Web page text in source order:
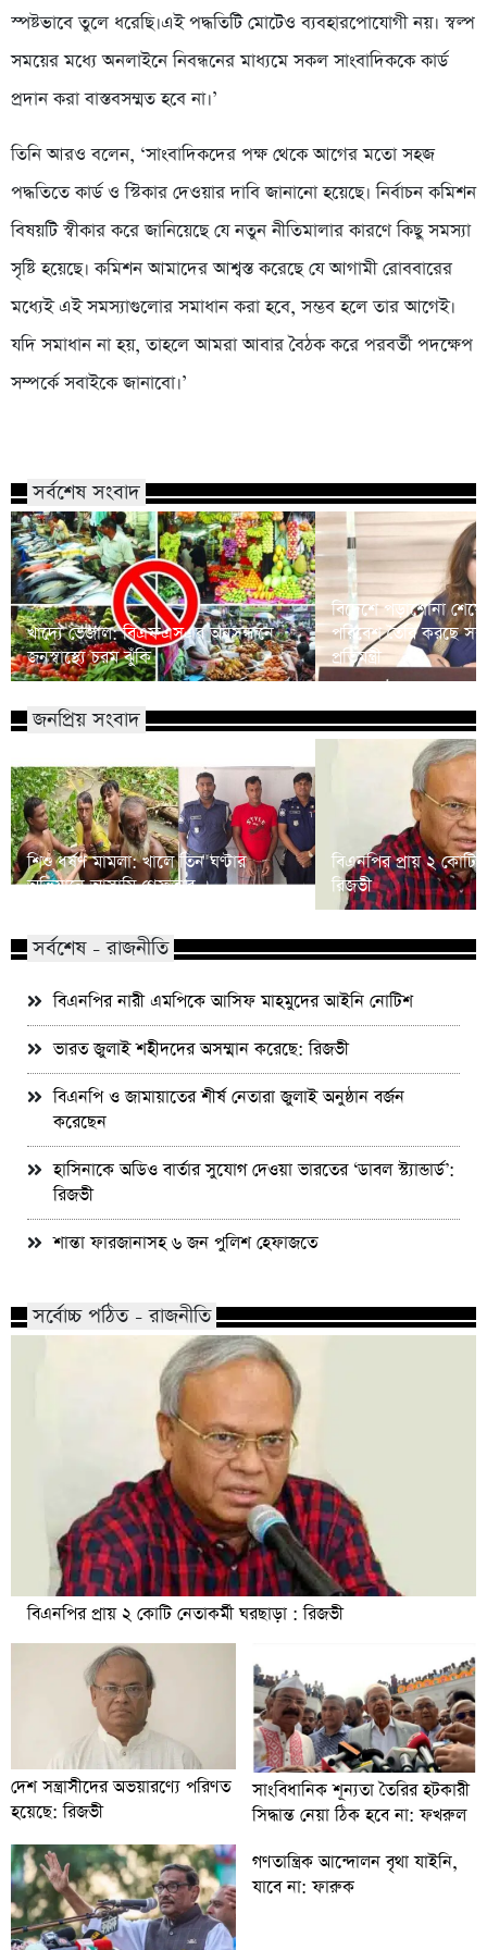
স্পষ্টভাবে তুলে ধরেছি।এই পদ্ধতিটি মোটেও ব্যবহারপোযোগী নয়। স্বল্প
সময়ের মধ্যে অনলাইনে নিবন্ধনের মাধ্যমে সকল সাংবাদিককে কার্ড
প্রদান করা বাস্তবসম্মত হবে না।’
তিনি আরও বলেন, ‘সাংবাদিকদের পক্ষ থেকে আগের মতো সহজ
পদ্ধতিতে কার্ড ও স্টিকার দেওয়ার দাবি জানানো হয়েছে। নির্বাচন কমিশন
বিষয়টি স্বীকার করে জানিয়েছে যে নতুন নীতিমালার কারণে কিছু সমস্যা
সৃষ্টি হয়েছে। কমিশন আমাদের আশ্বস্ত করেছে যে আগামী রোববারের
মধ্যেই এই সমস্যাগুলোর সমাধান করা হবে, সম্ভব হলে তার আগেই।
যদি সমাধান না হয়, তাহলে আমরা আবার বৈঠক করে পরবর্তী পদক্ষেপ
সম্পর্কে সবাইকে জানাবো।’
সর্বশেষ সংবাদ
খাদ্যে ভেজাল: বিএফএসএর অনুসন্ধানে
জনস্বাস্থ্যে চরম ঝুঁকি
বিদেশে পড়াশোনা
পরিবেশ তৈরি করছে
প্রতিমন্ত্রী
জনপ্রিয় সংবাদ
শিশু ধর্ষণ মামলা: খালে তিন ঘণ্টার
অভিযানে আসামি গ্রেফতার
বিএনপির প্রায় ২ কোটি
রিজভী
সর্বশেষ - রাজনীতি
বিএনপির নারী এমপিকে আসিফ মাহমুদের আইনি নোটিশ
ভারত জুলাই শহীদদের অসম্মান করেছে: রিজভী
বিএনপি ও জামায়াতের শীর্ষ নেতারা জুলাই অনুষ্ঠান বর্জন
করেছেন
হাসিনাকে অডিও বার্তার সুযোগ দেওয়া ভারতের ‘ডাবল স্ট্যান্ডার্ড’:
রিজভী
শান্তা ফারজানাসহ ৬ জন পুলিশ হেফাজতে
সর্বোচ্চ পঠিত - রাজনীতি
বিএনপির প্রায় ২ কোটি নেতাকর্মী ঘরছাড়া : রিজভী
দেশ সন্ত্রাসীদের অভয়ারণ্যে পরিণত
হয়েছে: রিজভী
সাংবিধানিক শূন্যতা তৈরির হটকারী
সিদ্ধান্ত নেয়া ঠিক হবে না: ফখরুল
গণতান্ত্রিক আন্দোলন বৃথা যাইনি,
যাবে না: ফারুক